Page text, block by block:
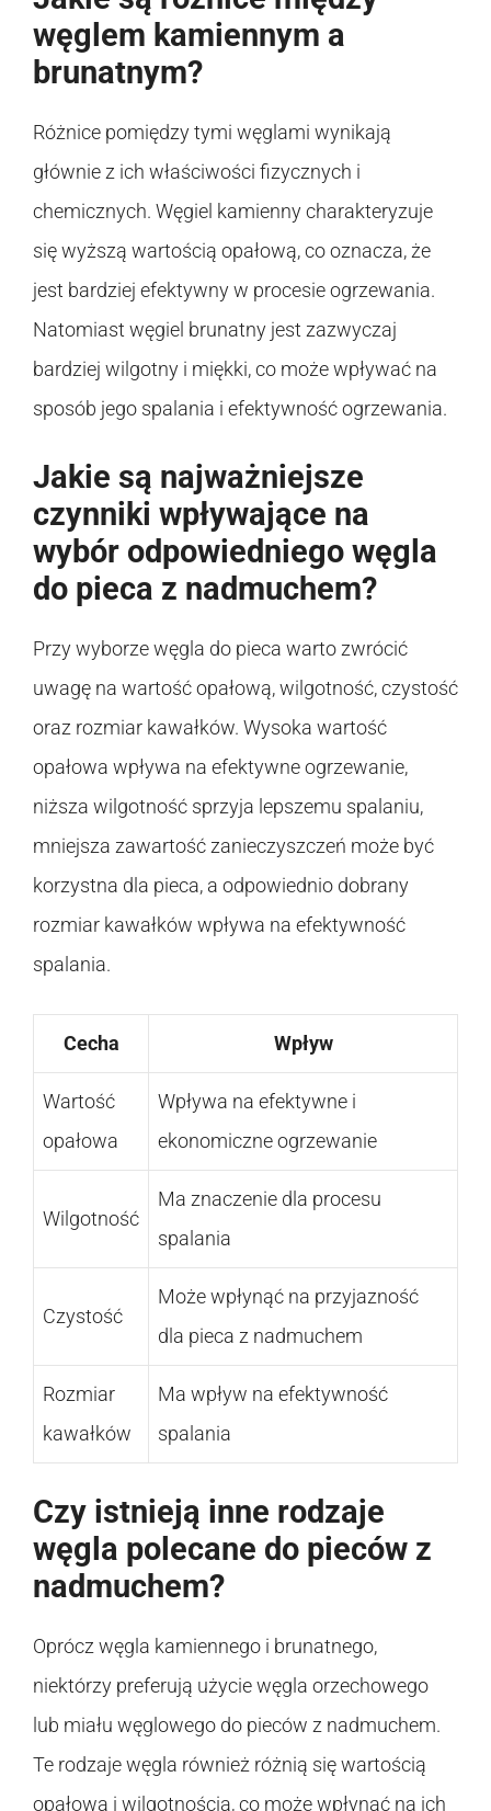
węglem kamiennym a
brunatnym?
Różnice pomiędzy tymi węglami wynikają
głównie z ich właściwości fizycznych i
chemicznych. Węgiel kamienny charakteryzuje
się wyższą wartością opałową, co oznacza, że
jest bardziej efektywny w procesie ogrzewania.
Natomiast węgiel brunatny jest zazwyczaj
bardziej wilgotny i miękki, co może wpływać na
sposób jego spalania i efektywność ogrzewania.
Jakie są najważniejsze
czynniki wpływające na
wybór odpowiedniego węgla
do pieca z nadmuchem?
Przy wyborze węgla do pieca warto zwrócić
uwagę na wartość opałową, wilgotność, czystość
oraz rozmiar kawałków. Wysoka wartość
opałowa wpływa na efektywne ogrzewanie,
niższa wilgotność sprzyja lepszemu spalaniu,
mniejsza zawartość zanieczyszczeń może być
korzystna dla pieca, a odpowiednio dobrany
rozmiar kawałków wpływa na efektywność
spalania.
Cecha Wpływ
Wartość
opałowa
Wpływa na efektywne i
ekonomiczne ogrzewanie
Wilgotność
Ma znaczenie dla procesu
spalania
Czystość
Może wpłynąć na przyjazność
dla pieca z nadmuchem
Rozmiar
kawałków
Ma wpływ na efektywność
spalania
Czy istnieją inne rodzaje
węgla polecane do pieców z
nadmuchem?
Oprócz węgla kamiennego i brunatnego,
niektórzy preferują użycie węgla orzechowego
lub miału węglowego do pieców z nadmuchem.
Te rodzaje węgla również różnią się wartością
opałową i wilgotnością, co może wpłynąć na ich